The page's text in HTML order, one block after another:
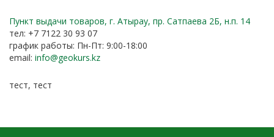
Пункт выдачи товаров, г. Атырау, пр. Сатпаева 2Б, н.п. 14
тел: +7 7122 30 93 07
график работы: Пн-Пт: 9:00-18:00
email: info@geokurs.kz
тест, тест